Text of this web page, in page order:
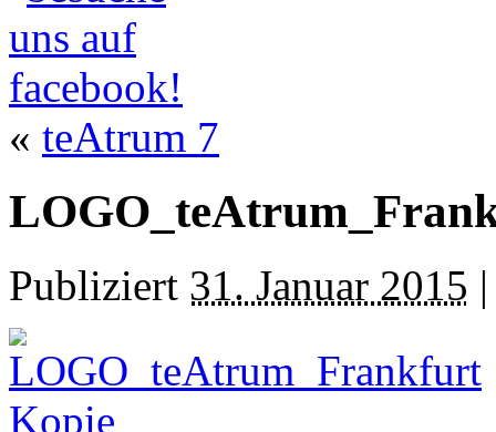
« teAtrum 7
Publiziert 31. Januar 2015